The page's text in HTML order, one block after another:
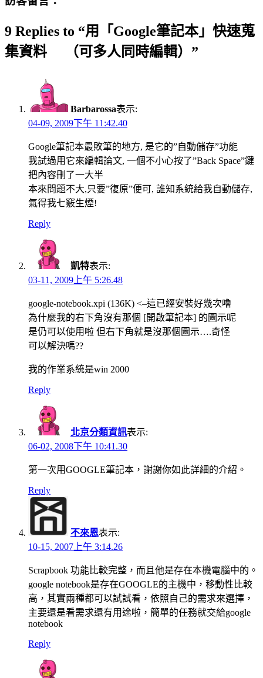
9 Replies to “用「Google筆記本」快速蒐
集資料 （可多人同時編輯）”
Barbarossa表示:
04-09, 2009下午 11:42.40
Google筆記本最敗筆的地方, 是它的”自動儲存”功能
我試過用它來編輯論文, 一個不小心按了”Back Space”鍵
把內容刪了一大半
本來問題不大,只要”復原”便可, 誰知系統給我自動儲存,
氣得我七竅生煙!
Reply
凱特表示:
03-11, 2009上午 5:26.48
google-notebook.xpi (136K) <–這已經安裝好幾次嚕
為什麼我的右下角沒有那個 [開啟筆記本] 的圖示呢
是仍可以使用啦 但右下角就是沒那個圖示….奇怪
可以解決嗎??
我的作業系統是win 2000
Reply
北京分類資訊表示:
06-02, 2008下午 10:41.30
第一次用GOOGLE筆記本，謝謝你如此詳細的介紹。
Reply
不來恩表示:
10-15, 2007上午 3:14.26
Scrapbook 功能比較完整，而且他是存在本機電腦中的。
google notebook是存在GOOGLE的主機中，移動性比較
高，其實兩種都可以試試看，依照自己的需求來選擇，
主要還是看需求還有用途啦，簡單的任務就交給google
notebook
Reply